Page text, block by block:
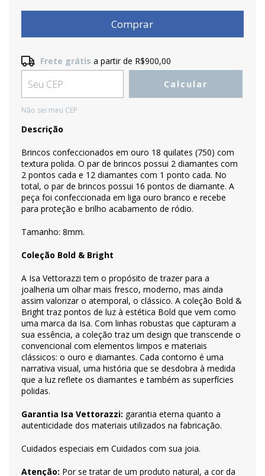
Frete grátis R$900,00
Entregas para o CEP: Alterar CEP
Frete grátis a partir de R$900,00
Calcular
Não sei meu CEP
Descrição
Brincos confeccionados em ouro 18 quilates (750) com
textura polida. O par de brincos possui 2 diamantes com
2 pontos cada e 12 diamantes com 1 ponto cada. No
total, o par de brincos possui 16 pontos de diamante. A
peça foi confeccionada em liga ouro branco e recebe
para proteção e brilho acabamento de ródio.
Tamanho: 8mm.
Coleção Bold & Bright
A Isa Vettorazzi tem o propósito de trazer para a
joalheria um olhar mais fresco, moderno, mas ainda
assim valorizar o atemporal, o clássico. A coleção Bold &
Bright traz pontos de luz à estética Bold que vem como
uma marca da Isa. Com linhas robustas que capturam a
sua essência, a coleção traz um design que transcende o
convencional com elementos limpos e materiais
clássicos: o ouro e diamantes. Cada contorno é uma
narrativa visual, uma história que se desdobra à medida
que a luz reflete os diamantes e também as superfícies
polidas.
Garantia Isa Vettorazzi: garantia eterna quanto a
autenticidade dos materiais utilizados na fabricação.
Cuidados especiais em Cuidados com sua joia.
Atenção: Por se tratar de um produto natural, a cor da